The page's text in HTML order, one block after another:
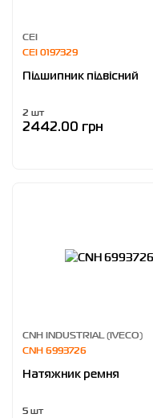
CEI
CEI 0197329
Підшипник підвісний
2 шт
2442.00 грн
CNH INDUSTRIAL (IVECO)
CNH 6993726
Натяжник ремня
5 шт